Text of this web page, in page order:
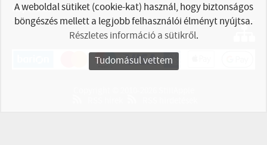
Kapcsolat
A weboldal sütiket (cookie-kat) használ, hogy biztonságos
böngészés mellett a legjobb felhasználói élményt nyújtsa.
Részletes információ a sütikről.
Tudomásul vettem